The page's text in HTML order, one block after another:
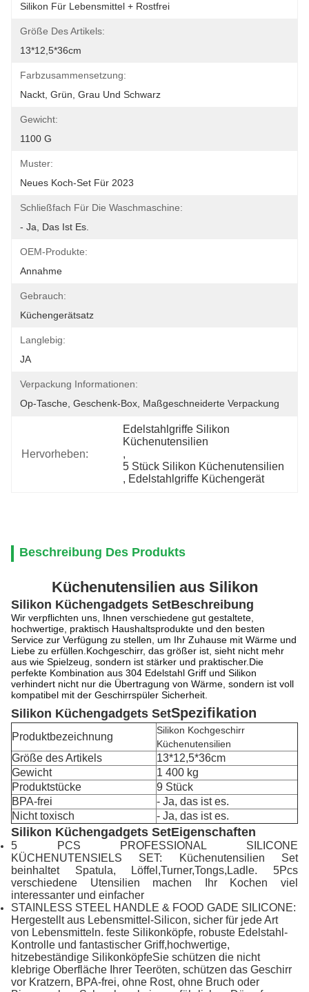
Silikon Für Lebensmittel + Rostfrei
Größe Des Artikels:
13*12,5*36cm
Farbzusammensetzung:
Nackt, Grün, Grau Und Schwarz
Gewicht:
1100 G
Muster:
Neues Koch-Set Für 2023
Schließfach Für Die Waschmaschine:
- Ja, Das Ist Es.
OEM-Produkte:
Annahme
Gebrauch:
Küchengerätsatz
Langlebig:
JA
Verpackung Informationen:
Op-Tasche, Geschenk-Box, Maßgeschneiderte Verpackung
Hervorheben:
Edelstahlgriffe Silikon
Küchenutensilien
,
5 Stück Silikon Küchenutensilien
, Edelstahlgriffe Küchengerät
Beschreibung Des Produkts
Küchenutensilien aus Silikon
Silikon Küchengadgets SetBeschreibung
Wir verpflichten uns, Ihnen verschiedene gut gestaltete,
hochwertige, praktisch Haushaltsprodukte und den besten
Service zur Verfügung zu stellen, um Ihr Zuhause mit Wärme und
Liebe zu erfüllen. Kochgeschirr, das größer ist, sieht nicht mehr
aus wie Spielzeug, sondern ist stärker und praktischer.Die
perfekte Kombination aus 304 Edelstahl Griff und Silikon
verhindert nicht nur die Übertragung von Wärme, sondern ist voll
kompatibel mit der Geschirrspüler Sicherheit.
Silikon Küchengadgets SetSpezifikation
Produktbezeichnung
Silikon Kochgeschirr
Küchenutensilien
Größe des Artikels
13*12,5*36cm
Gewicht
1 400 kg
Produktstücke
9 Stück
BPA-frei
- Ja, das ist es.
Nicht toxisch
- Ja, das ist es.
Silikon Küchengadgets SetEigenschaften
5 PCS PROFESSIONAL SILICONE
KÜCHENUTENSIELS SET: Küchenutensilien Set
beinhaltet Spatula, Löffel,Turner,Tongs,Ladle. 5Pcs
verschiedene Utensilien machen Ihr Kochen viel
interessanter und einfacher
STAINLESS STEEL HANDLE & FOOD GADE SILICONE:
Hergestellt aus Lebensmittel-Silicon, sicher für jede Art
von Lebensmitteln. feste Silikonköpfe, robuste Edelstahl-
Kontrolle und fantastischer Griff,hochwertige,
hitzebeständige SilikonköpfeSie schützen die nicht
klebrige Oberfläche Ihrer Teeröten, schützen das Geschirr
vor Kratzern, BPA-frei, ohne Rost, ohne Bruch oder